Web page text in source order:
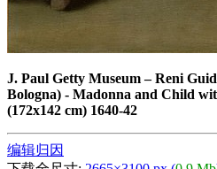
J. Paul Getty Museum–Reni
Bologna) - Madonna and Child
(172x142 cm) 1640-42
编辑归因